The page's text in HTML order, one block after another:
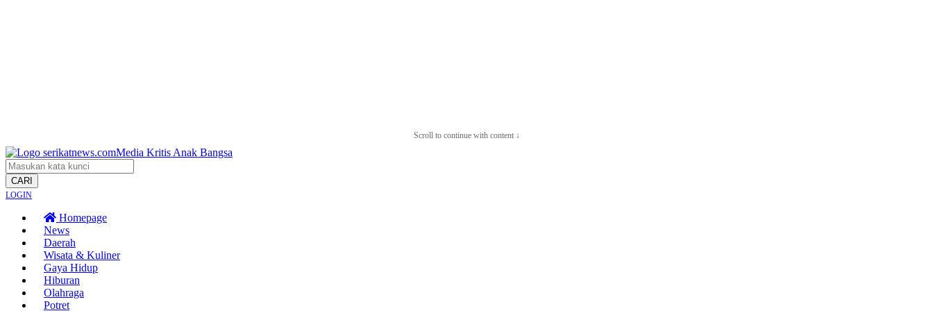
Scroll to continue with content ↓
CARI
LOGIN
Homepage
News
Daerah
Wisata & Kuliner
Gaya Hidup
Hiburan
Olahraga
Potret